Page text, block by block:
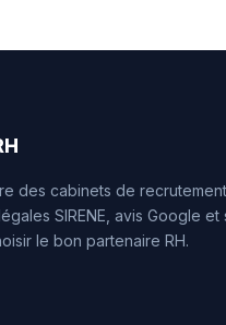
des cabinets de
SIRENE, avis Google
le bon partenaire RH.